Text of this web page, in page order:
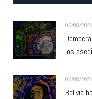
06/08/
los
06/08/
Bolivia